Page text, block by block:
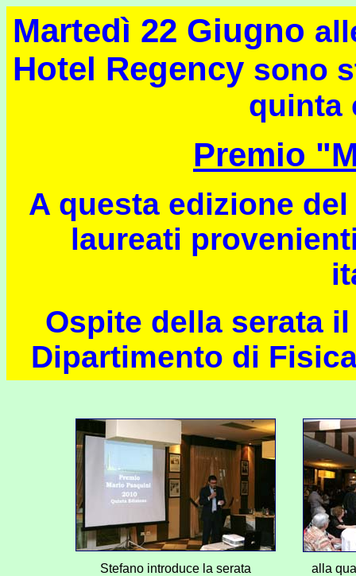
Martedì 22 Giugno
Hotel Regency sono
quinta
Premio
A questa edizione
laureati
Ospite della serata
Dipartimento di
Stefano introduce la serata alla